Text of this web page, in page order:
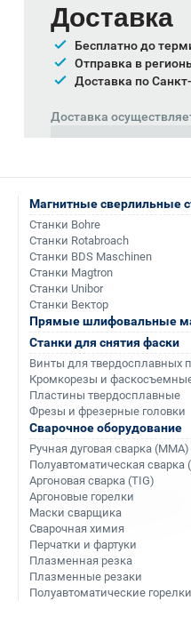
Доставка
Бесплатно до
Отправка в
Доставка по
Доставка
Аналоги и
Магнитные сверлильные
Станки Bohre
Станки Rotabroach
Станки BDS Maschinen
Станки Magtron
Станки Unibor
Станки Вектор
Прямые шлифовальные
Станки для снятия фаски
Винты для твердосплавных
Кромкорезы и
Пластины твердосплавные
Фрезы и фрезерные головки
Сварочное оборудование
Ручная дуговая сварка (MMA)
Полуавтоматическая сварка
Аргоновая сварка (TIG)
Аргоновые горелки
Маски сварщика
Сварочная химия
Перчатки и фартуки
Плазменная резка
Плазменные резаки
Полуавтоматические горелки